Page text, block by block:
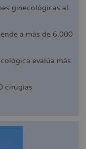
ginecológicas al
a más de 6.000
evalúa más
cirugías